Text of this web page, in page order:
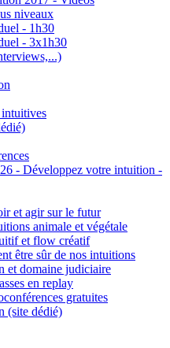
niveaux
- 1h30
- 3x1h30
intuitives
- Développez votre intuition -
et agir sur le futur
animale et végétale
et flow créatif
être sûr de nos intuitions
et domaine judiciaire
en replay
gratuites
(site dédié)